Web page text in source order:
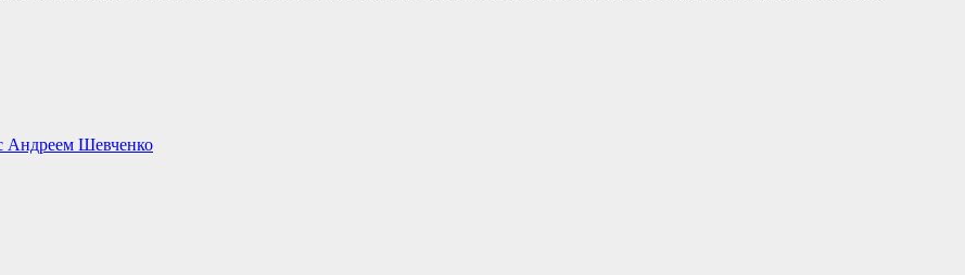
Андреем Шевченко